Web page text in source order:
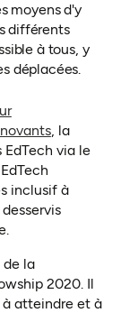
moyens d'y
différents
à tous, y
déplacées.
, la
via le
inclusif à
la
2020. Il
à atteindre et à